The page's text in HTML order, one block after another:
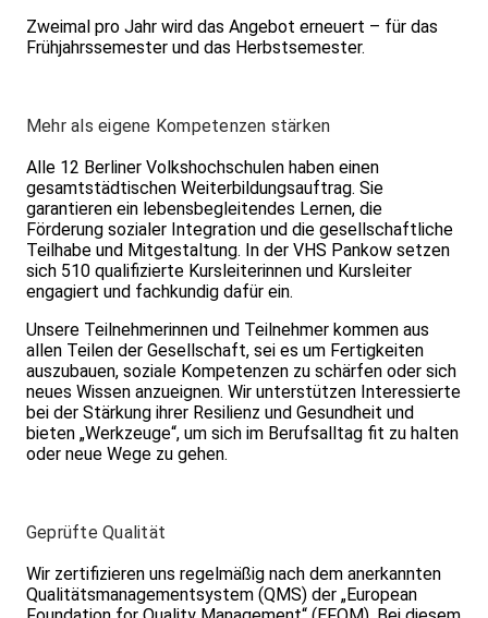
Zweimal pro Jahr wird das Angebot erneuert – für das
Frühjahrssemester und das Herbstsemester.
Mehr als eigene Kompetenzen stärken
Alle 12 Berliner Volkshochschulen haben einen
gesamtstädtischen Weiterbildungsauftrag. Sie
garantieren ein lebensbegleitendes Lernen, die
Förderung sozialer Integration und die gesellschaftliche
Teilhabe und Mitgestaltung. In der VHS Pankow setzen
sich 510 qualifizierte Kursleiterinnen und Kursleiter
engagiert und fachkundig dafür ein.
Unsere Teilnehmerinnen und Teilnehmer kommen aus
allen Teilen der Gesellschaft, sei es um Fertigkeiten
auszubauen, soziale Kompetenzen zu schärfen oder sich
neues Wissen anzueignen. Wir unterstützen Interessierte
bei der Stärkung ihrer Resilienz und Gesundheit und
bieten „Werkzeuge“, um sich im Berufsalltag fit zu halten
oder neue Wege zu gehen.
Geprüfte Qualität
Wir zertifizieren uns regelmäßig nach dem anerkannten
Qualitätsmanagementsystem (QMS) der „European